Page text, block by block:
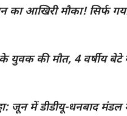
का आखिरी मौका! सिर्फ
की मौत, 4 वर्षीय बेटे ने
जून में डीडीयू-धनबाद